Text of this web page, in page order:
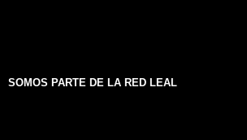
SOMOS PARTE DE LA RED LEAL